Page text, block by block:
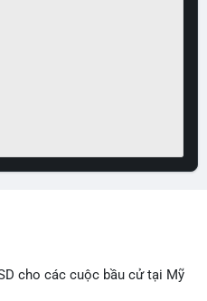
cho các cuộc bầu cử tại Mỹ